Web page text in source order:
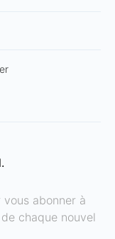
abonner à
chaque nouvel